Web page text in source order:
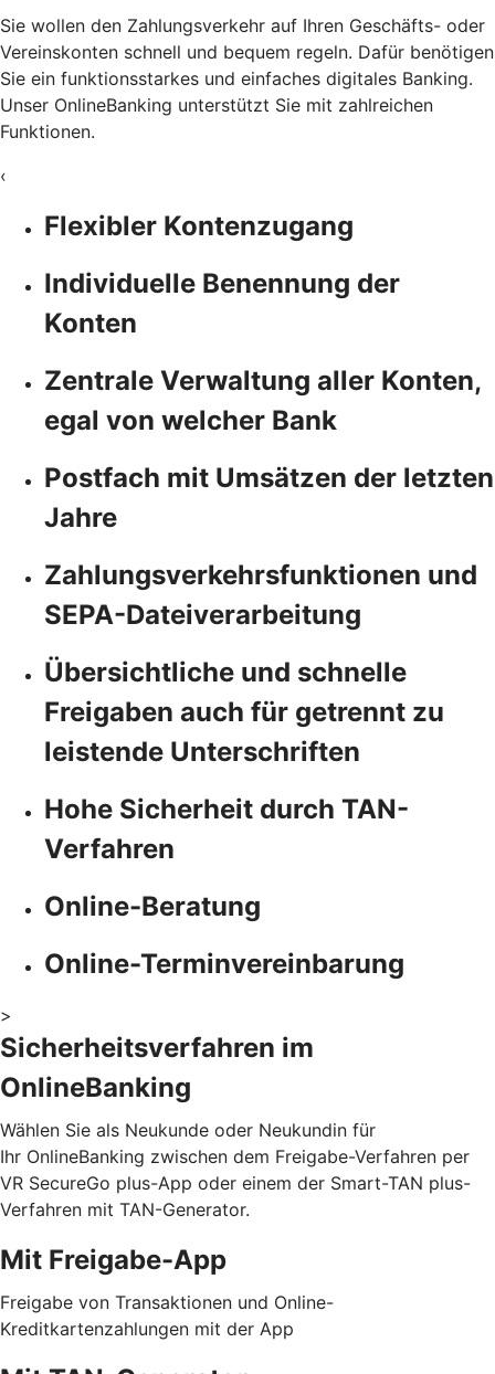
Sie wollen den Zahlungsverkehr auf Ihren Geschäfts- oder
Vereinskonten schnell und bequem regeln. Dafür benötigen
Sie ein funktionsstarkes und einfaches digitales Banking.
Unser OnlineBanking unterstützt Sie mit zahlreichen
Funktionen.
‹
Flexibler Kontenzugang
Individuelle Benennung der
Konten
Zentrale Verwaltung aller Konten,
egal von welcher Bank
Postfach mit Umsätzen der letzten
Jahre
Zahlungsverkehrsfunktionen und
SEPA-Dateiverarbeitung
Übersichtliche und schnelle
Freigaben auch für getrennt zu
leistende Unterschriften
Hohe Sicherheit durch TAN-
Verfahren
Online-Beratung
Online-Terminvereinbarung
>
Sicherheitsverfahren im
OnlineBanking
Wählen Sie als Neukunde oder Neukundin für
Ihr OnlineBanking zwischen dem Freigabe-Verfahren per
VR SecureGo plus-App oder einem der Smart-TAN plus-
Verfahren mit TAN-Generator.
Mit Freigabe-App
Freigabe von Transaktionen und Online-
Kreditkartenzahlungen mit der App